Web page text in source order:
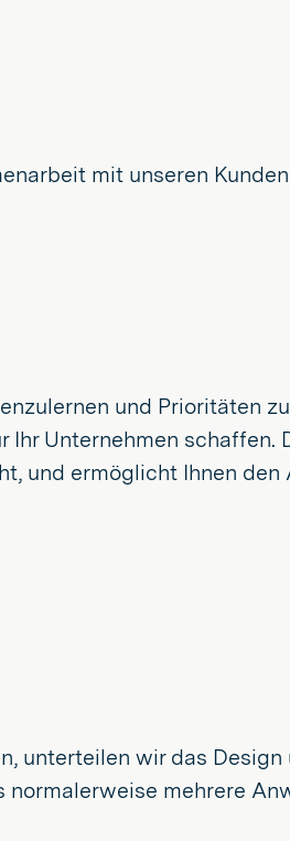
mit unseren Kunden
und Prioritäten
Unternehmen schaffen.
und ermöglicht Ihnen den
unterteilen wir das Design
mehrere